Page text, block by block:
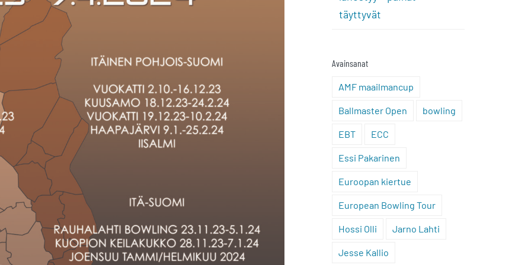
täyttyvät
Avainsanat
AMF maailmancup
Ballmaster Open bowling
EBT ECC
Essi Pakarinen
Euroopan kiertue
European Bowling Tour
Hossi Olli Jarno Lahti
Jesse Kallio